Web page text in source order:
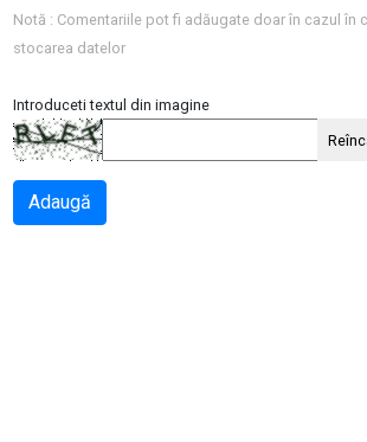
Notă : Comentariile pot fi adăugate doar în cazul în
stocarea datelor
Introduceti textul din imagine
Adaugă